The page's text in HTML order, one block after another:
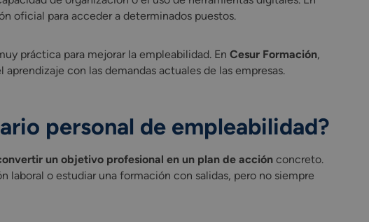
oficial para acceder a determinados puestos.
práctica para mejorar la empleabilidad. En Cesur Formación,
con las demandas actuales de las empresas.
personal de empleabilidad?
un objetivo profesional en un plan de acciónconcreto.
laboral o estudiar una formación con salidas, pero no siempre